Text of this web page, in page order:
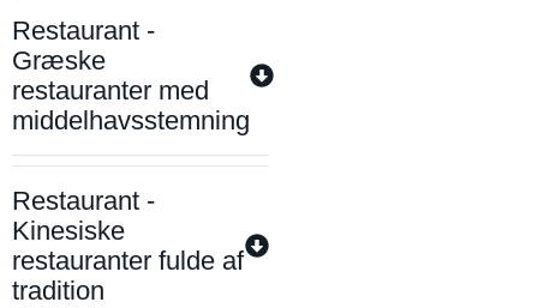
Restaurant -
Græske
restauranter med
middelhavsstemning
Restaurant -
Kinesiske
restauranter fulde af
tradition